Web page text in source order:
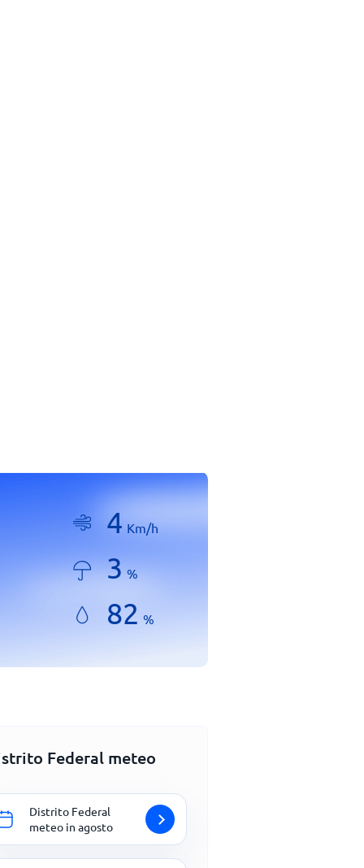
4 Km/h
3 %
82 %
Federal meteo
Distrito Federal
meteo in agosto